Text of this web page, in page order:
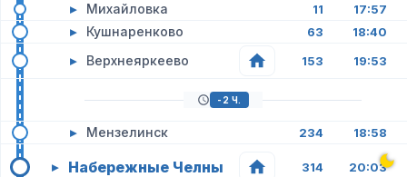
▸ Михайловка 11 17:57
▸ Кушнаренково 63 18:40
▸ Верхнеяркеево 153 19:53
-2 Ч.
▸ Мензелинск 234 18:58
▸ Набережные Челны 314 20:03